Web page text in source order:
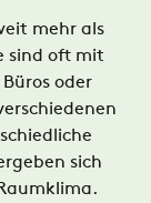
mehr als
sind oft mit
oder
sich